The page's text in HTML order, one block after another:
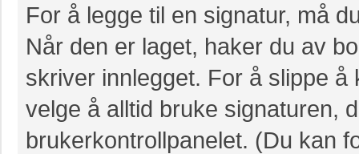
For å legge til en signatur, må
Når den er laget, haker du av
skriver innlegget. For å slippe
velge å alltid bruke signaturen,
brukerkontrollpanelet. (Du kan